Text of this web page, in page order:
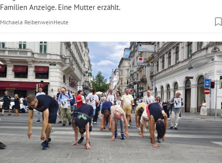
Familien Anzeige. Eine Mutter erzählt.
Michaela ReibenweinHeute